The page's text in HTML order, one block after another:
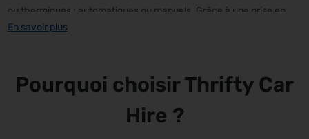
ou thermiques ; automatiques ou manuels. Grâce à une prise en
charge et une restitution simples et pratiques à Paris
instant.
En savoir plus
Pourquoi choisir Thrifty Car
Hire ?